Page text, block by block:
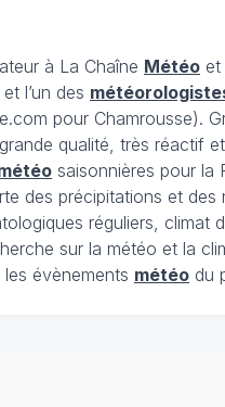
à La Chaîne Météo et
l’un des
pour Chamrousse).
qualité, très réactif
saisonnières pour la
des précipitations et des
réguliers, climat
sur la météo et la
évènements météo du